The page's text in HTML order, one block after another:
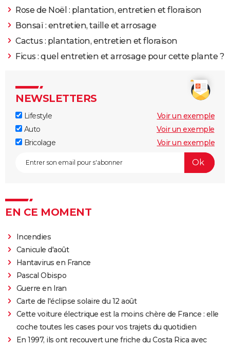
Rose de Noël : plantation, entretien et floraison
Bonsaï : entretien, taille et arrosage
Cactus : plantation, entretien et floraison
Ficus : quel entretien et arrosage pour cette plante ?
NEWSLETTERS
Lifestyle
Voir un exemple
Auto
Voir un exemple
Bricolage
Voir un exemple
EN CE MOMENT
Incendies
Canicule d'août
Hantavirus en France
Pascal Obispo
Guerre en Iran
Carte de l'éclipse solaire du 12 août
Cette voiture électrique est la moins chère de France : elle
coche toutes les cases pour vos trajets du quotidien
En 1997, ils ont recouvert une friche du Costa Rica avec